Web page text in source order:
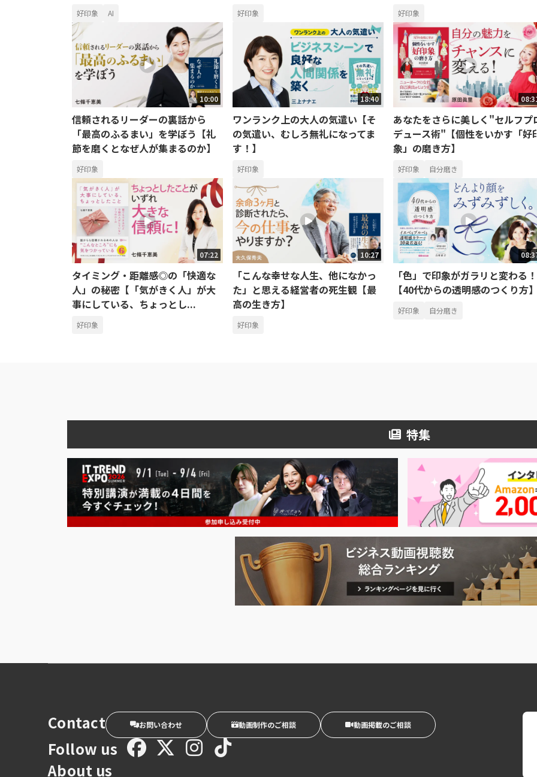
好印象 AI 好印象 好印象
10:00
信頼されるリーダーの裏話から
「最高のふるまい」を学ぼう【礼
節を磨くとなぜ人が集まるのか】
好印象
18:40
ワンランク上の大人の気遣い【そ
の気遣い、むしろ無礼になってま
す！】
好印象
あなたをさらに美しく"セルフプ
デュース術"【個性をいかす「好
象」の磨き方】
好印象 自分磨き
07:22
タイミング・距離感◎の「快適な
人」の秘密【「気がきく人」が大
事にしている、ちょっとし...
好印象
10:27
「こんな幸せな人生、他になかっ
た」と思える経営者の死生観【最
高の生き方】
好印象
「色」で印象がガラリと変わる！
【40代からの透明感のつくり方
好印象 自分磨き
特集
Contact お問い合わせ 動画制作のご相談 動画掲載のご相談
Follow us
About us